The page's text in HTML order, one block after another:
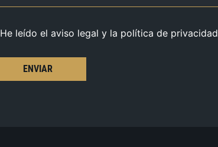
He leído el aviso legal y la política de privacidad
ENVIAR